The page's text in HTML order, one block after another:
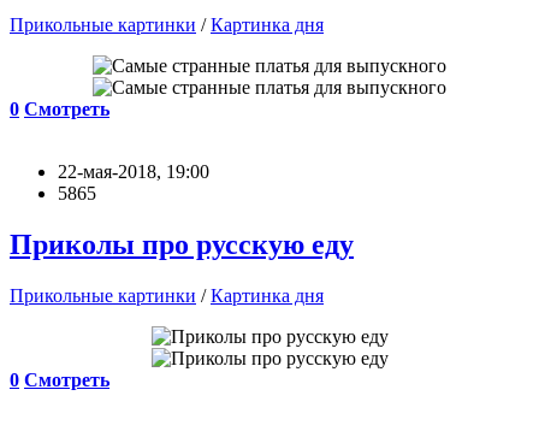
Прикольные картинки /Картинка дня
0 Смотреть
22-мая-2018, 19:00
5865
Приколы про русскую еду
Прикольные картинки /Картинка дня
0 Смотреть